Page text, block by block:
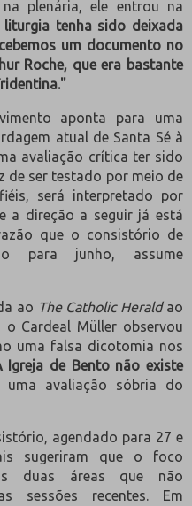
plenária, ele entrou na
liturgia tenha sido deixada
um documento no
Roche, que era bastante
aponta para uma
atual de Santa Sé à
avaliação crítica ter sido
de ser testado por meio de
será interpretado por
a direção a seguir já está
que o consistório de
para junho, assume
ao The Catholic Heraldao
Cardeal Müller observou
uma falsa dicotomia nos
Igreja de Bento não existe
uma avaliação sóbria do
agendado para 27 e
sugeriram que o foco
duas áreas que não
sessões recentes. Em